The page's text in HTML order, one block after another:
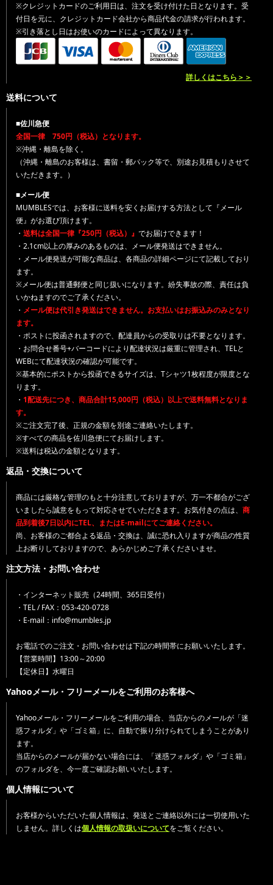
※クレジットカードのご利用日は、注文を受け付けた日となります。受
付日を元に、クレジットカード会社から商品代金の請求が行われます。
※引き落とし日はお使いのカードによって異なります。
詳しくはこちら＞＞
送料について
■佐川急便
全国一律 750円（税込）となります。
※沖縄・離島を除く。
（沖縄・離島のお客様は、書留・郵パック等で、別途お見積もりさせて
いただきます。）
■メール便
MUMBLESでは、お客様に送料を安くお届けする方法として『メール
便』がお選び頂けます。
・ 送料は全国一律『250円（税込）』 でお届けできます！
・2.1cm以上の厚みのあるものは、メール便発送はできません。
・メール便発送が可能な商品は、各商品の詳細ページにて記載しており
ます。
※メール便は普通郵便と同じ扱いになります。紛失事故の際、責任は負
いかねますのでご了承ください。
・ メール便は代引き発送はできません。お支払いはお振込みのみとなり
ます。
・ポストに投函されますので、配達員からの受取りは不要となります。
・お問合せ番号+バーコードにより配達状況は厳重に管理され、TELと
WEBにて配達状況の確認が可能です。
※基本的にポストから投函できるサイズは、Tシャツ1枚程度が限度とな
ります。
・ 1配送先につき、商品合計15,000円（税込）以上で送料無料となりま
す。
※ご注文完了後、正規の金額を別途ご連絡いたします。
※すべての商品を佐川急便にてお届けします。
※送料は税込の金額となります。
返品・交換について
商品には厳格な管理のもと十分注意しておりますが、万一不都合がござ
いましたら誠意をもって対応させていただきます。お気付きの点は、 商
品到着後7日以内にTEL、またはE-mailにてご連絡ください。
尚、お客様のご都合よる返品・交換は、誠に恐れ入りますが商品の性質
上お断りしておりますので、あらかじめご了承くださいませ。
注文方法・お問い合わせ
・インターネット販売（24時間、365日受付）
・TEL / FAX：053-420-0728
・E-mail：info@mumbles.jp
お電話でのご注文・お問い合わせは下記の時間帯にお願いいたします。
【営業時間】13:00～20:00
【定休日】水曜日
Yahooメール・フリーメールをご利用のお客様へ
Yahooメール・フリーメールをご利用の場合、当店からのメールが「迷
惑フォルダ」や「ゴミ箱」に、自動で振り分けられてしまうことがあり
ます。
当店からのメールが届かない場合には、「迷惑フォルダ」や「ゴミ箱」
のフォルダを、今一度ご確認お願いいたします。
個人情報について
お客様からいただいた個人情報は、発送とご連絡以外には一切使用いた
しません。詳しくは個人情報の取扱いについてをご覧ください。